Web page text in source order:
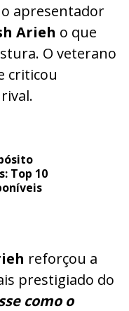
o apresentador
Arieh o que
O veterano
criticou
Top 10
reforçou a
prestigiado do
como o